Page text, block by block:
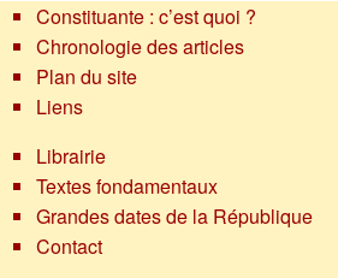
Constituante : c’est quoi ?
Chronologie des articles
Plan du site
Liens
Librairie
Textes fondamentaux
Grandes dates de la République
Contact